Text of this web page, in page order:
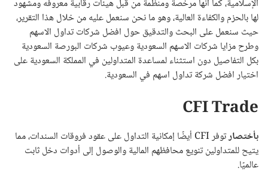
الإسلامية، كما انها مرخصة ومنظمة من قبل هيئات رقابية معروفه ومشهود
لها بالحزم والكفاءة العالية، وهو ما نحن سنعمل عليه من خلال هذا التقرير،
حيث سنعمل على البحث والتدقيق حول افضل شركات تداول الاسهم
وطرح مزايا شركات الاسهم السعودية وعيوب شركات البورصة السعودية
بكل التفاصيل دون استثناء لمساعدة المتداولين في المملكة السعودية على
اختيار افضل شركة تداول اسهم في السعودية.
CFI Trade
بأختصار
توفر CFI أيضًا إمكانية التداول على عقود فروقات السندات، مما
يتيح للمتداولين تنويع محافظهم المالية والوصول إلى أدوات دخل ثابت
عالميًا.